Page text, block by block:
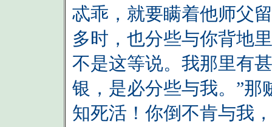
忒乖，就要瞒着他师父
多时，也分些与你背地
不是这等说。我那里有
银，是必分些与我。”那
知死活！你倒不肯与我